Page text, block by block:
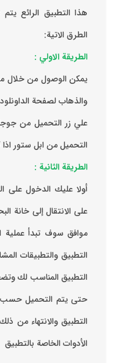
الطرق الاتية:
الطريقة الاولي :
يمكن الوصول من خلال
والذهاب لصفحة
علي زر التحميل من
التحميل من ابل ستور
الطريقة الثانية :
‏أولا عليك الدخول على
على الانتقال إلى خانة
موافق ‏سوف تبدأ
التطبيق والتطبيقات
التطبيق المناسب لك
حتى يتم التحميل حسب
التطبيق والانتهاء من
الأدوات الخاصة بالتطبيق